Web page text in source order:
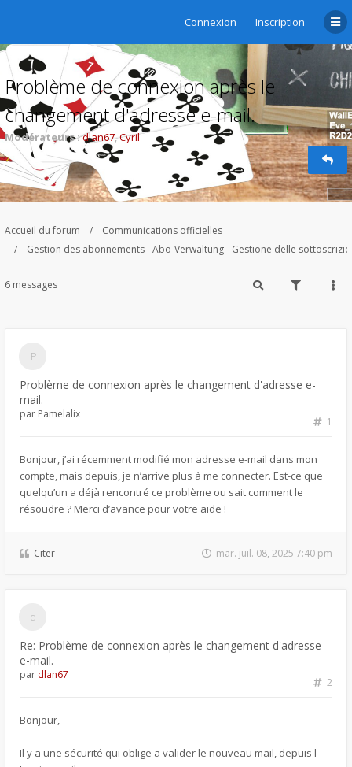
Connexion Inscription
Problème de connexion après le
changement d'adresse e-mail.
Modérateurs :dlan67,Cyril
Accueil du forum
Communications officielles
Gestion des abonnements - Abo-Verwaltung - Gestione delle
6 messages
Problème de connexion après le changement d'adresse e-
mail.
1
par Pamelalix
Bonjour, j’ai récemment modifié mon adresse e-mail dans mon
compte, mais depuis, je n’arrive plus à me connecter. Est-ce que
quelqu’un a déjà rencontré ce problème ou sait comment le
résoudre ? Merci d’avance pour votre aide !
Citer mar. juil. 08, 2025 7:40 pm
Re: Problème de connexion après le changement d'adresse
e-mail.
2
par dlan67
Bonjour,
Il y a une sécurité qui oblige a valider le nouveau mail, depuis l